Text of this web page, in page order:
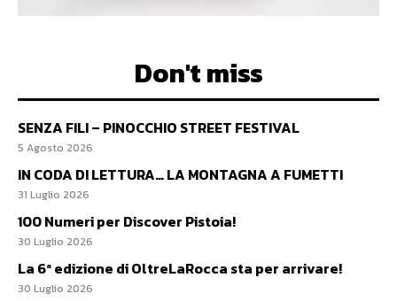
Don't miss
SENZA FILI – PINOCCHIO STREET FESTIVAL
5 Agosto 2026
IN CODA DI LETTURA… LA MONTAGNA A FUMETTI
31 Luglio 2026
100 Numeri per Discover Pistoia!
30 Luglio 2026
La 6ª edizione di OltreLaRocca sta per arrivare!
30 Luglio 2026